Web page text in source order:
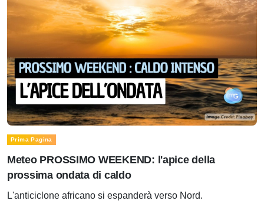
Prima Pagina
Meteo PROSSIMO WEEKEND: l'apice della
prossima ondata di caldo
L'anticiclone africano si espanderà verso Nord.